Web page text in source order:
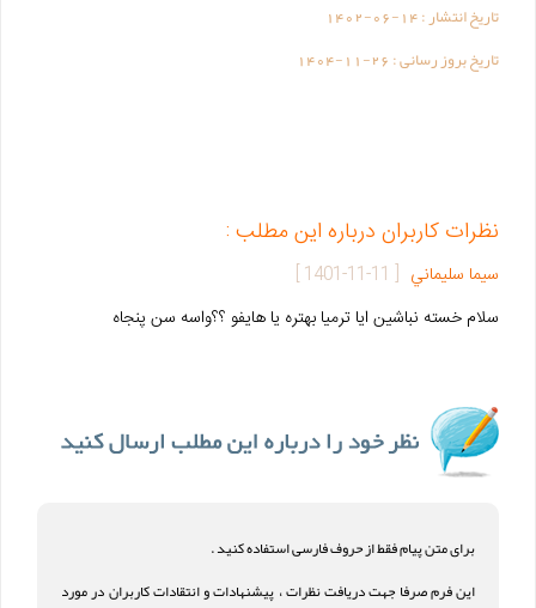
تاریخ انتشار :1402-06-14
تاریخ بروز رسانی :1404-11-26
نظرات کاربران درباره این مطلب :
سيما سليماني [
1401-11-11
]
سلام خسته نباشين ايا ترميا بهتره يا هايفو ؟؟واسه سن پنجاه
برای متن پیام فقط از حروف فارسی استفاده کنید .
این فرم صرفا جهت دریافت نظرات ، پیشنهادات و انتقادات کاربران در مورد